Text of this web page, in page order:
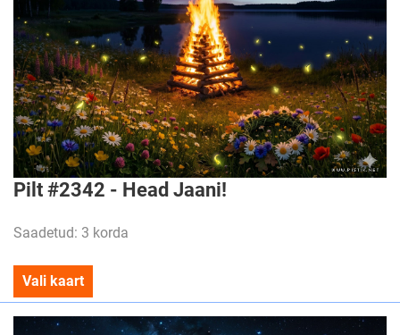
Pilt #2342 - Head Jaani!
Saadetud: 3 korda
Vali kaart